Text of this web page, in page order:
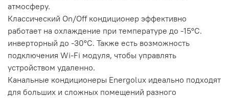
атмосферу.
Классический On/Off кондиционер эффективно
работает на охлаждение при температуре до -15°С.
инверторный до -30°С. Также есть возможность
подключения Wi-Fi модуля, чтобы управлять
устройством удаленно.
Канальные кондиционеры Energolux идеально подходят
для больших и сложных помещений разного